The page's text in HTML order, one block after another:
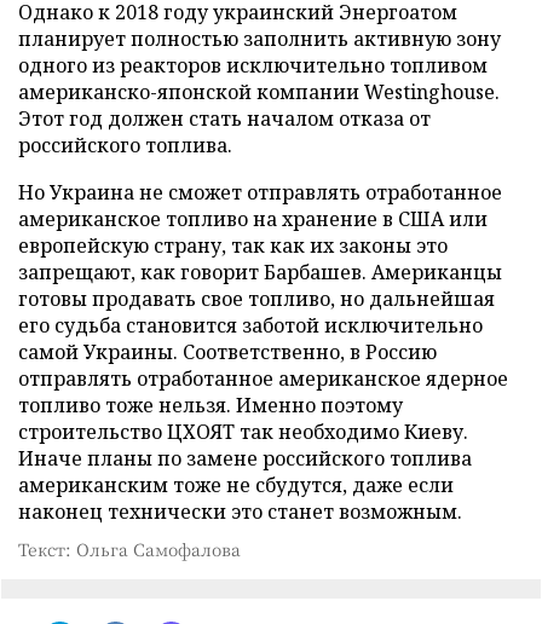
Однако к 2018 году украинский Энергоатом
планирует полностью заполнить активную зону
одного из реакторов исключительно топливом
американско-японской компании Westinghouse.
Этот год должен стать началом отказа от
российского топлива.
Но Украина не сможет отправлять отработанное
американское топливо на хранение в США или
европейскую страну, так как их законы это
запрещают, как говорит Барбашев. Американцы
готовы продавать свое топливо, но дальнейшая
его судьба становится заботой исключительно
самой Украины. Соответственно, в Россию
отправлять отработанное американское ядерное
топливо тоже нельзя. Именно поэтому
строительство ЦХОЯТ так необходимо Киеву.
Иначе планы по замене российского топлива
американским тоже не сбудутся, даже если
наконец технически это станет возможным.
Текст: Ольга Самофалова